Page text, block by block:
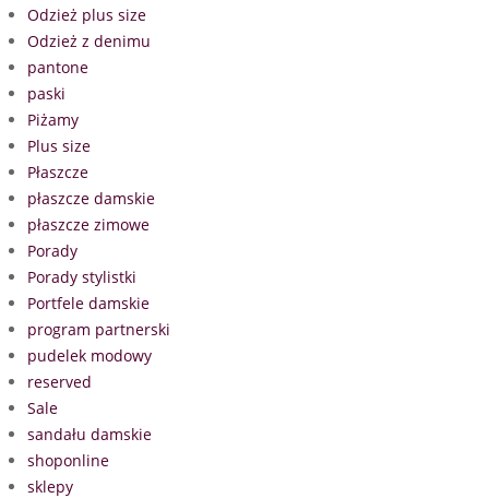
Odzież plus size
Odzież z denimu
pantone
paski
Piżamy
Plus size
Płaszcze
płaszcze damskie
płaszcze zimowe
Porady
Porady stylistki
Portfele damskie
program partnerski
pudelek modowy
reserved
Sale
sandału damskie
shoponline
sklepy